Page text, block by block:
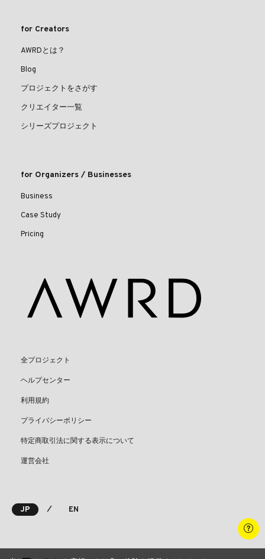
for Creators
AWRDとは？
Blog
プロジェクトをさがす
クリエイター一覧
シリーズプロジェクト
for Organizers / Businesses
Business
Case Study
Pricing
全プロジェクト
ヘルプセンター
利用規約
プライバシーポリシー
特定商取引法に関する表示について
運営会社
JP ⁄ EN